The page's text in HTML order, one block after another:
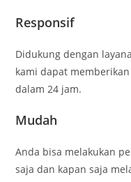
Responsif
Didukung dengan
kami dapat
dalam 24 jam.
Mudah
Anda bisa melakukan
saja dan kapan saja